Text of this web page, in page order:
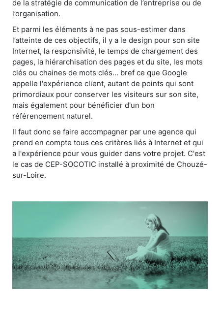
de la stratégie de communication de l’entreprise ou de
l’organisation.
Et parmi les éléments à ne pas sous-estimer dans
l’atteinte de ces objectifs, il y a le design pour son site
Internet, la responsivité, le temps de chargement des
pages, la hiérarchisation des pages et du site, les mots
clés ou chaines de mots clés... bref ce que Google
appelle l'expérience client, autant de points qui sont
primordiaux pour conserver les visiteurs sur son site,
mais également pour bénéficier d'un bon
référencement naturel.
Il faut donc se faire accompagner par une agence qui
prend en compte tous ces critères liés à Internet et qui
a l'expérience pour vous guider dans votre projet. C'est
le cas de CEP-SOCOTIC installé à proximité de Chouzé-
sur-Loire.